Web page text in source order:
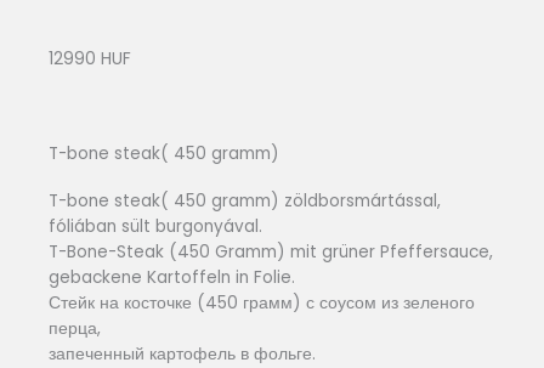
12990 HUF
T-bone steak( 450 gramm)
T-bone steak( 450 gramm) zöldborsmártással,
fóliában sült burgonyával.
T-Bone-Steak (450 Gramm) mit grüner Pfeffersauce,
gebackene Kartoffeln in Folie.
Стейк на косточке (450 грамм) с соусом из зеленого
перца,
запеченный картофель в фольге.